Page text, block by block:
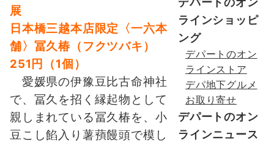
日本橋三越本店限定 〈一六本
舗〉冨久椿（フクツバキ）
251円（1個）
愛媛県の伊豫豆比古命神社
で、冨久を招く縁起物として
親しまれている冨久椿を、小
豆こし餡入り薯蕷饅頭で模し
ラインショッピ
ング
デパートのオン
ラインストア
デパ地下グルメ
お取り寄せ
デパートのオン
ラインニュース